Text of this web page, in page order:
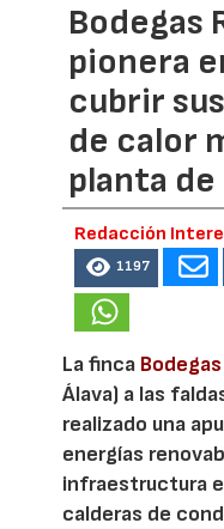
Bodegas
pionera
cubrir
de calor
planta de
Redacción
1197
La finca
Álava) a las
realizado una
energías
infraestructura
calderas de